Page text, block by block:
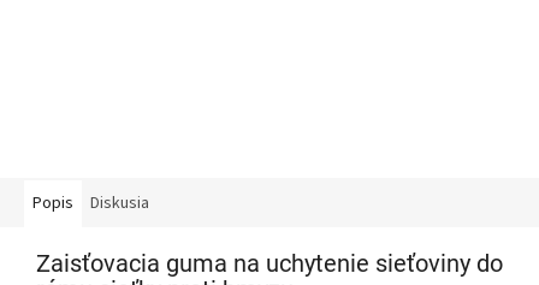
Popis Diskusia
Zaisťovacia guma na uchytenie sieťoviny do